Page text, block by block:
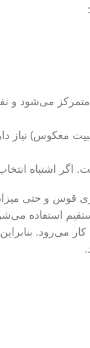
می‌شود
نیاز
اشتباه
قوس و حتی
استفاده
می‌رود.